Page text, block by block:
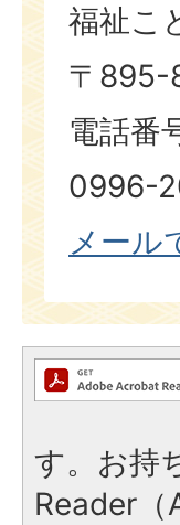
福祉こ
〒895-
電話番
0996-
メール
す。お持
Reader